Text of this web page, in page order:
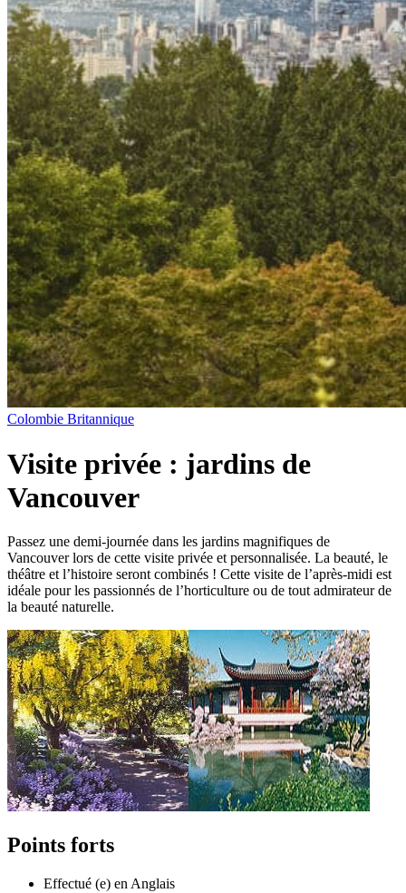
Colombie Britannique
Visite privée : jardins de
Vancouver
Passez une demi-journée dans les jardins magnifiques de
Vancouver lors de cette visite privée et personnalisée. La beauté, le
théâtre et l’histoire seront combinés ! Cette visite de l’après-midi est
idéale pour les passionnés de l’horticulture ou de tout admirateur de
la beauté naturelle.
Points forts
Effectué (e) en Anglais